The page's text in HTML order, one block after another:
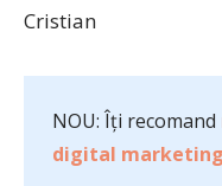
Cristian
NOU: Îți recomand
digital marketing